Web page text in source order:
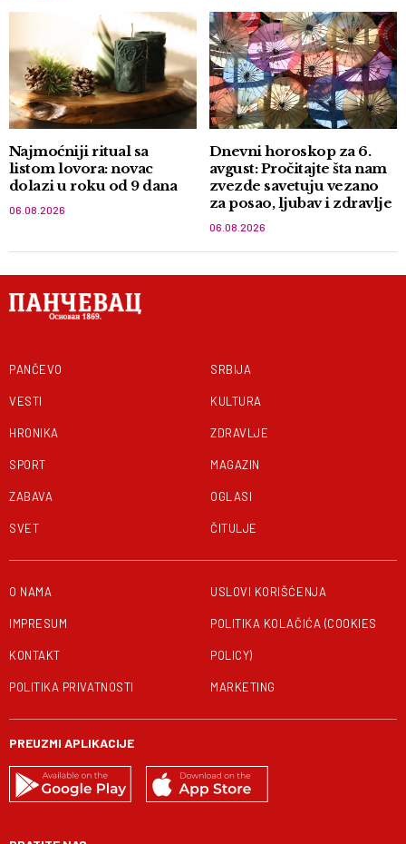
Najmoćniji ritual sa
listom lovora: novac
dolazi u roku od 9 dana
06.08.2026
Dnevni horoskop za 6.
avgust: Pročitajte šta nam
zvezde savetuju vezano
za posao, ljubav i zdravlje
06.08.2026
PANČEVO
VESTI
HRONIKA
SPORT
ZABAVA
SVET
SRBIJA
KULTURA
ZDRAVLJE
MAGAZIN
OGLASI
ČITULJE
O NAMA
IMPRESUM
KONTAKT
POLITIKA PRIVATNOSTI
USLOVI KORIŠĆENJA
POLITIKA KOLAČIĆA (COOKIES
POLICY)
MARKETING
PREUZMI APLIKACIJE